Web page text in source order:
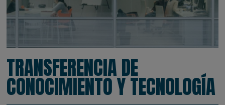
TRANSFERENCIA DE
CONOCIMIENTO Y TECNOLOGÍA